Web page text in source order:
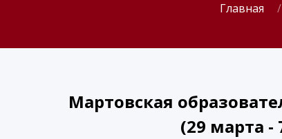
Главная
Мартовская
(29 марта -